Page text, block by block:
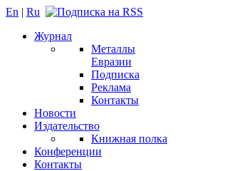
En | Ru
Журнал
Металлы
Евразии
Подписка
Реклама
Контакты
Новости
Издательство
Книжная полка
Конференции
Контакты